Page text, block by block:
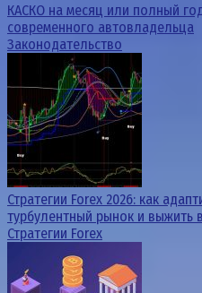
КАСКО на месяц или полный
современного автовладельца
Законодательство
Стратегии Forex 2026: как
турбулентный рынок и выжить
Стратегии Forex